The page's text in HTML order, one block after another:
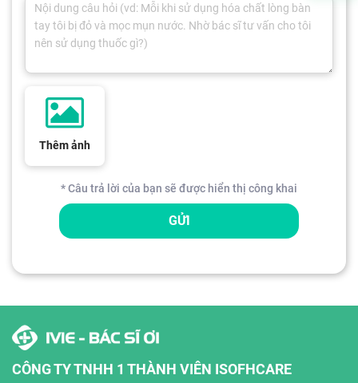
Thêm ảnh
* Câu trả lời của bạn sẽ được hiển thị công khai
GỬI
CÔNG TY TNHH 1 THÀNH VIÊN ISOFHCARE